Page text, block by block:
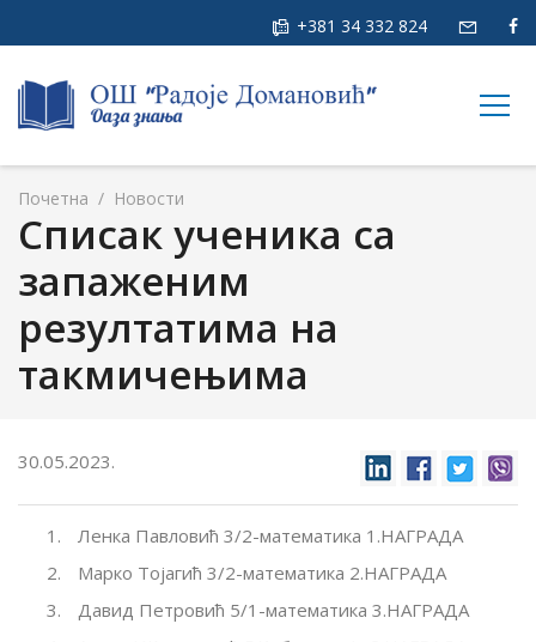
+381 34 332 824
Почетна / Новости
Списак ученика са
запаженим
резултатима на
такмичењима
30.05.2023.
Ленка Павловић 3/2-математика 1.НАГРАДА
Марко Тојагић 3/2-математика 2.НАГРАДА
Давид Петровић 5/1-математика 3.НАГРАДА